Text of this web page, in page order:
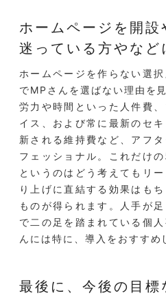
ホームページを開設
迷っている方やなど
ホームページを作らない選
でMPさんを選ばない理由を
労力や時間といった人件費
イス、および常に最新のセ
新される維持費など、アフ
フェッショナル。これだけ
というのはどう考えてもリ
り上げに直結する効果はも
ものが得られます。人手が
で二の足を踏まれている個
んには特に、導入をおすすめ
最後に、今後の目標